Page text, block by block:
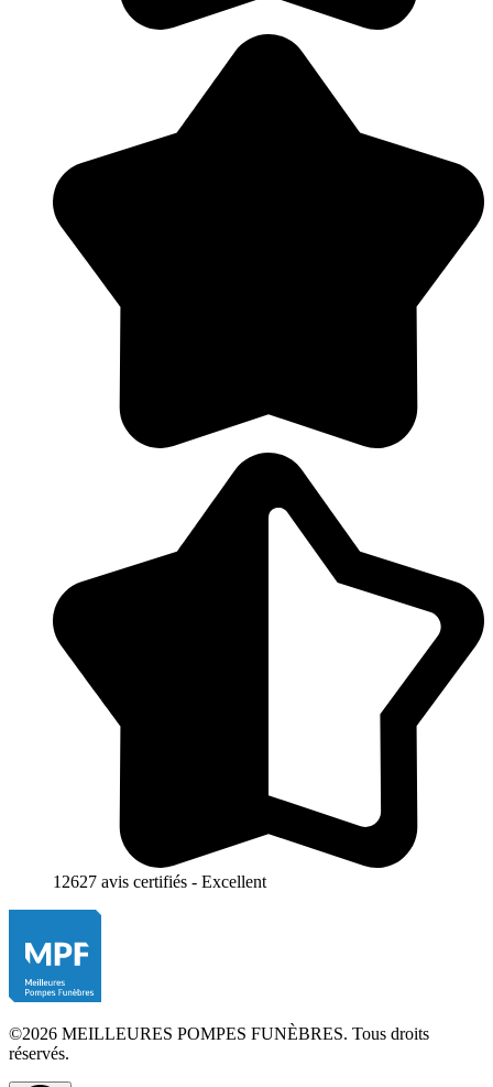
12627 avis certifiés - Excellent
©2026 MEILLEURES POMPES FUNÈBRES. Tous droits
réservés.